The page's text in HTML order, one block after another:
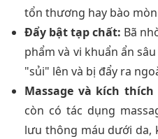
tổn thương hay bào
Đẩy bật tạp chất: Bã
phẩm và vi khuẩn ẩn
"sủi" lên và bị đẩy ra
Massage và kích
còn có tác dụng
lưu thông máu dưới da,